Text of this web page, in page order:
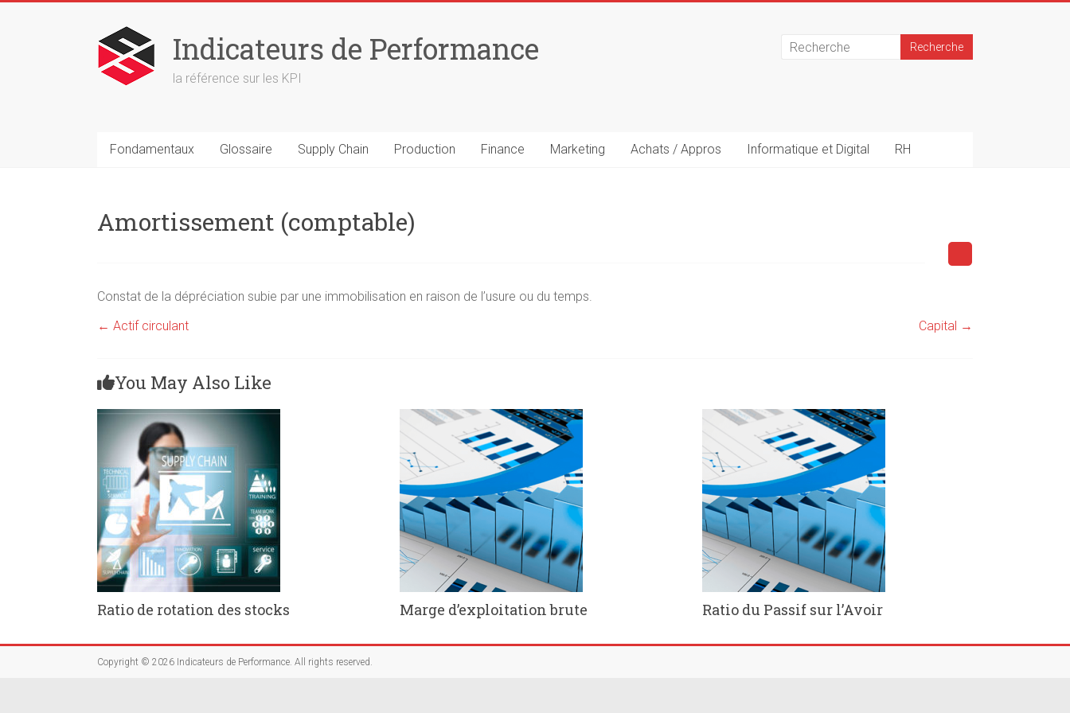
Indicateurs de Performance
la référence sur les KPI
Fondamentaux Glossaire Supply Chain Production Finance Marketing Achats / Appros Informatique et Digital RH
Amortissement (comptable)
Constat de la dépréciation subie par une immobilisation en raison de l’usure ou du temps.
← Actif circulant Capital →
You May Also Like
Ratio de rotation des stocks Marge d’exploitation brute Ratio du Passif sur l’Avoir
Copyright © 2026 Indicateurs de Performance. All rights reserved.